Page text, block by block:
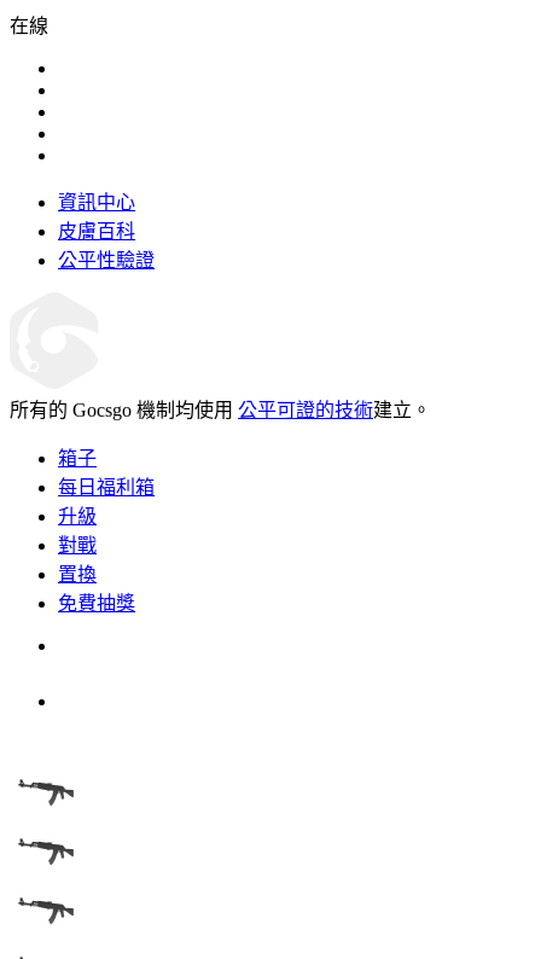
在線
資訊中心
皮膚百科
公平性驗證
所有的 Gocsgo 機制均使用 公平可證的技術建立。
箱子
每日福利箱
升級
對戰
置換
免費抽獎